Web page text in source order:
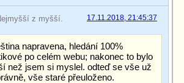
z myšší. 17.11.2018, 21:45:37
napravena, hledání 100%
po celém webu; nakonec to bylo
než jsem si myslel. odteď se vše už
vše staré přeuloženo.